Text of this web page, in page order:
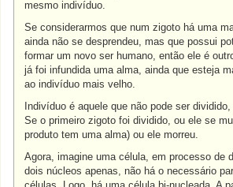
mesmo indivíduo.
Se considerarmos que num zigoto há uma
ainda não se desprendeu, mas que possui
formar um novo ser humano, então ele é
já foi infundida uma alma, ainda que esteja
ao indivíduo mais velho.
Indivíduo é aquele que não pode ser
Se o primeiro zigoto foi dividido, ou ele se
produto tem uma alma) ou ele morreu.
Agora, imagine uma célula, em processo de
dois núcleos apenas, não há o necessário